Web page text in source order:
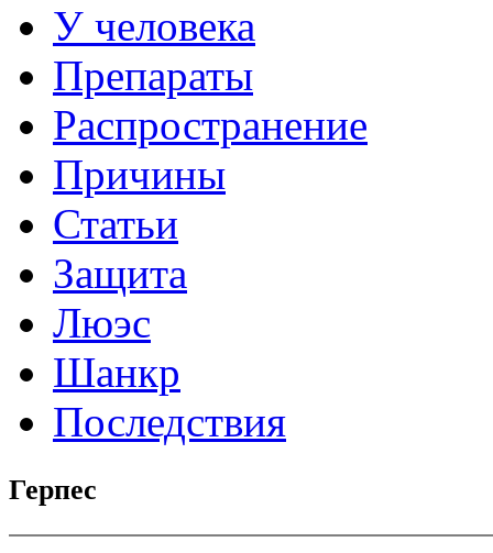
У человека
Препараты
Распространение
Причины
Статьи
Защита
Люэс
Шанкр
Последствия
Герпес